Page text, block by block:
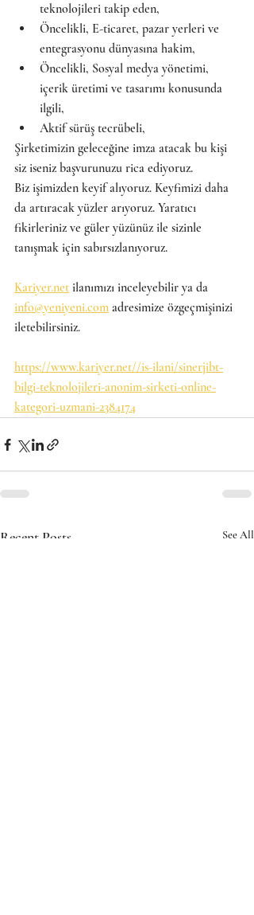
teknolojileri takip eden,
Öncelikli, E-ticaret, pazar yerleri ve
entegrasyonu dünyasına hakim,
Öncelikli, Sosyal medya yönetimi,
içerik üretimi ve tasarımı konusunda
ilgili,
Aktif sürüş tecrübeli,
Şirketimizin geleceğine imza atacak bu kişi
siz iseniz başvurunuzu rica ediyoruz.
Biz işimizden keyif alıyoruz. Keyfimizi daha
da artıracak yüzler arıyoruz. Yaratıcı
fikirleriniz ve güler yüzünüz ile sizinle
tanışmak için sabırsızlanıyoruz.
Kariyer.net ilanımızı inceleyebilir ya da
info@yeniyeni.com adresimize özgeçmişinizi
iletebilirsiniz.
https://www.kariyer.net//is-ilani/sinerjibt-
bilgi-teknolojileri-anonim-sirketi-online-
kategori-uzmani-2384174
Recent Posts See All